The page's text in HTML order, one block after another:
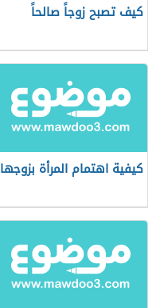
كيف تصبح زوجاً صالحاً
كيفية اهتمام المرأة بزوجها